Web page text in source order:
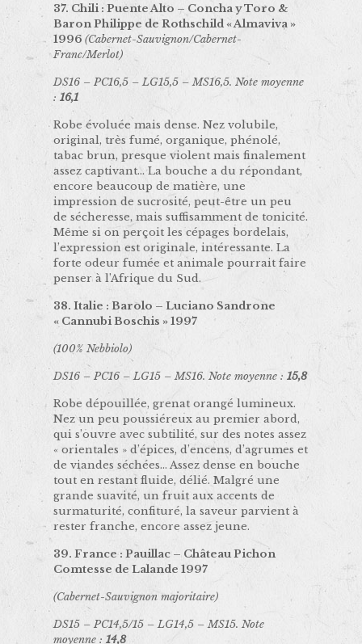
37. Chili : Puente Alto – Concha y Toro &
Baron Philippe de Rothschild « Almaviva »
1996(Cabernet-Sauvignon/Cabernet-
Franc/Merlot)
DS16 – PC16,5 – LG15,5 – MS16,5. Note moyenne
:16,1
Robe évoluée mais dense. Nez volubile,
original, très fumé, organique, phénolé,
tabac brun, presque violent mais finalement
assez captivant… La bouche a du répondant,
encore beaucoup de matière, une
impression de sucrosité, peut-être un peu
de sécheresse, mais suffisamment de tonicité.
Même si on perçoit les cépages bordelais,
l’expression est originale, intéressante. La
forte odeur fumée et animale pourrait faire
penser à l’Afrique du Sud.
38. Italie : Barolo – Luciano Sandrone
« Cannubi Boschis » 1997
(100% Nebbiolo)
DS16 – PC16 – LG15 – MS16. Note moyenne :15,8
Robe dépouillée, grenat orangé lumineux.
Nez un peu poussiéreux au premier abord,
qui s’ouvre avec subtilité, sur des notes assez
« orientales » d’épices, d’encens, d’agrumes et
de viandes séchées… Assez dense en bouche
tout en restant fluide, délié. Malgré une
grande suavité, un fruit aux accents de
surmaturité, confituré, la saveur parvient à
rester franche, encore assez jeune.
39. France : Pauillac – Château Pichon
Comtesse de Lalande 1997
(Cabernet-Sauvignon majoritaire)
DS15 – PC14,5/15 – LG14,5 – MS15. Note
moyenne :14,8